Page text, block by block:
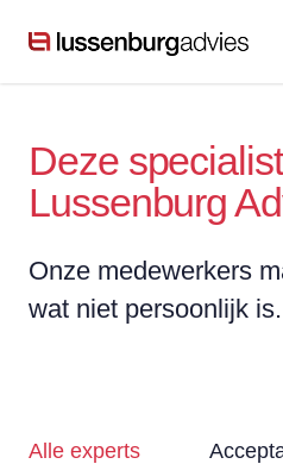
Deze
Lussenburg
Onze medewerkers
wat niet persoonlijk is.
Alle experts